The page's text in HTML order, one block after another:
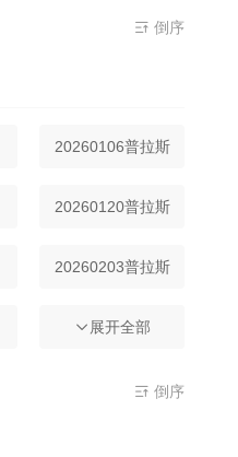
倒序
20260106普拉斯
20260120普拉斯
20260203普拉斯
20260217普拉斯
20260303普拉斯
展开全部
倒序